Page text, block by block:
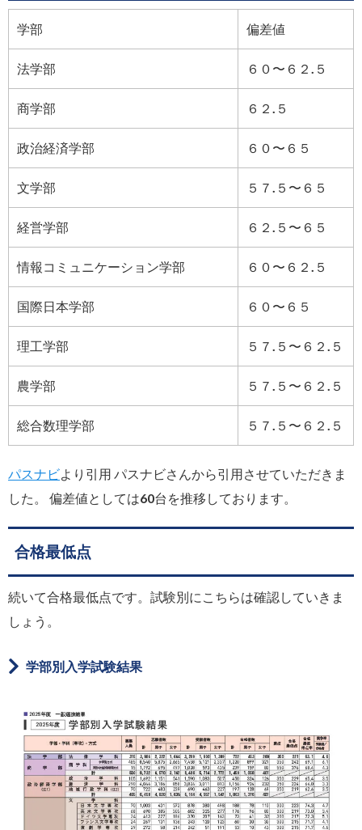
学部 偏差値
法学部 ６０〜６２.５
商学部 ６２.５
政治経済学部 ６０〜６５
文学部 ５７.５〜６５
経営学部 ６２.５〜６５
情報コミュニケーション学部 ６０〜６２.５
国際日本学部 ６０〜６５
理工学部 ５７.５〜６２.５
農学部 ５７.５〜６２.５
総合数理学部 ５７.５〜６２.５
パスナビより引用 パスナビさんから引用させていただきま
した。 偏差値としては60台を推移しております。
合格最低点
続いて合格最低点です。試験別にこちらは確認していきま
しょう。
学部別入学試験結果